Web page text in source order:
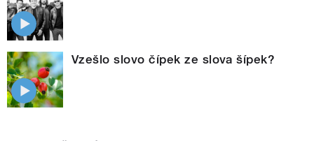
Vzešlo slovo čípek ze slova šípek?